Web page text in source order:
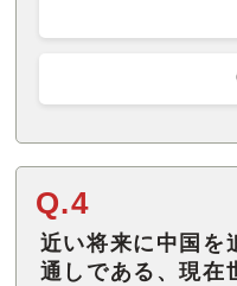
Q.4
近い将来に中国を
通しである、現在